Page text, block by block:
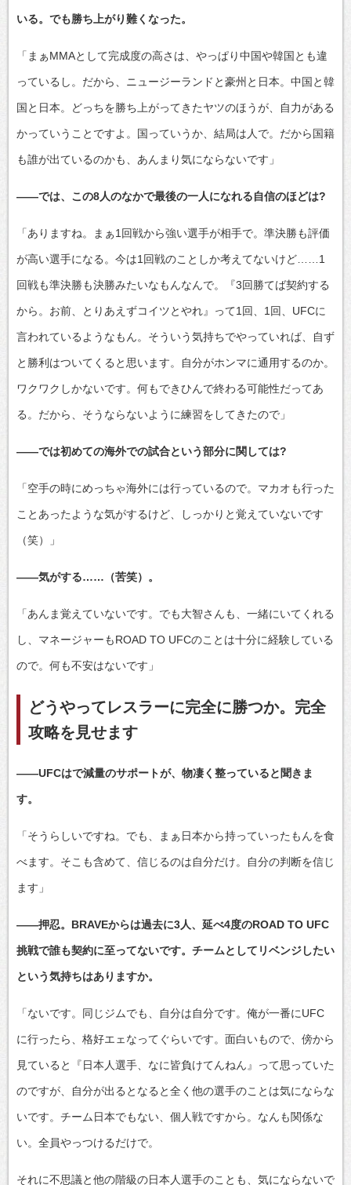
いる。でも勝ち上がり難くなった。
「まぁMMAとして完成度の高さは、やっぱり中国や韓国とも違
っているし。だから、ニュージーランドと豪州と日本。中国と韓
国と日本。どっちを勝ち上がってきたヤツのほうが、自力がある
かっていうことですよ。国っていうか、結局は人で。だから国籍
も誰が出ているのかも、あんまり気にならないです」
――では、この8人のなかで最後の一人になれる自信のほどは?
「ありますね。まぁ1回戦から強い選手が相手で。準決勝も評価
が高い選手になる。今は1回戦のことしか考えてないけど……1
回戦も準決勝も決勝みたいなもんなんで。『3回勝てば契約する
から。お前、とりあえずコイツとやれ』って1回、1回、UFCに
言われているようなもん。そういう気持ちでやっていれば、自ず
と勝利はついてくると思います。自分がホンマに通用するのか。
ワクワクしかないです。何もできひんで終わる可能性だってあ
る。だから、そうならないように練習をしてきたので」
――では初めての海外での試合という部分に関しては?
「空手の時にめっちゃ海外には行っているので。マカオも行った
ことあったような気がするけど、しっかりと覚えていないです
（笑）」
――気がする……（苦笑）。
「あんま覚えていないです。でも大智さんも、一緒にいてくれる
し、マネージャーもROAD TO UFCのことは十分に経験している
ので。何も不安はないです」
どうやってレスラーに完全に勝つか。完全
攻略を見せます
――UFCはで減量のサポートが、物凄く整っていると聞きま
す。
「そうらしいですね。でも、まぁ日本から持っていったもんを食
べます。そこも含めて、信じるのは自分だけ。自分の判断を信じ
ます」
――押忍。BRAVEからは過去に3人、延べ4度のROAD TO UFC
挑戦で誰も契約に至ってないです。チームとしてリベンジしたい
という気持ちはありますか。
「ないです。同じジムでも、自分は自分です。俺が一番にUFC
に行ったら、格好エェなってぐらいです。面白いもので、傍から
見ていると『日本人選手、なに皆負けてんねん』って思っていた
のですが、自分が出るとなると全く他の選手のことは気にならな
いです。チーム日本でもない、個人戦ですから。なんも関係な
い。全員やっつけるだけで。
それに不思議と他の階級の日本人選手のことも、気にならないで